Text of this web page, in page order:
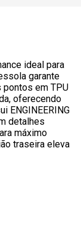
ideal para
garante
pontos em TPU
oferecendo
ENGINEERING
detalhes
máximo
traseira eleva